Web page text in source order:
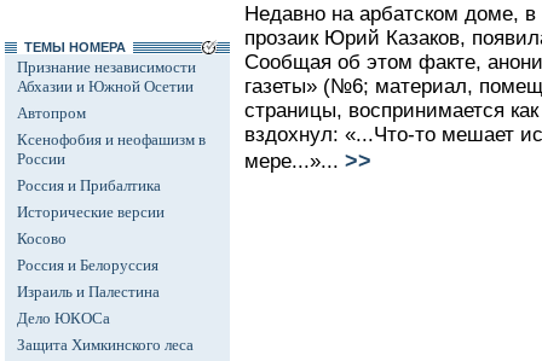
ТЕМЫ НОМЕРА
Признание независимости
Абхазии и Южной Осетии
Автопром
Ксенофобия и неофашизм в
России
Россия и Прибалтика
Исторические версии
Косово
Россия и Белоруссия
Израиль и Палестина
Дело ЮКОСа
Защита Химкинского леса
Недавно на арбатском доме,
прозаик Юрий Казаков,
Сообщая об этом факте,
газеты» (№6; материал,
страницы, воспринимается
вздохнул: «...Что-то мешает
мере...»... >>